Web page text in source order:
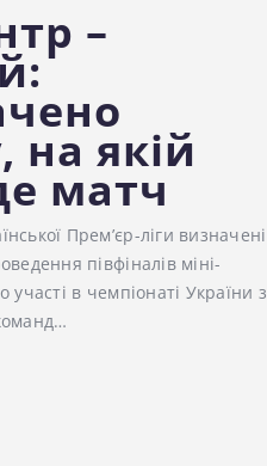
–
на якій
матч
Прем’єр-ліги визначені
півфіналів міні-
участі в чемпіонаті України з